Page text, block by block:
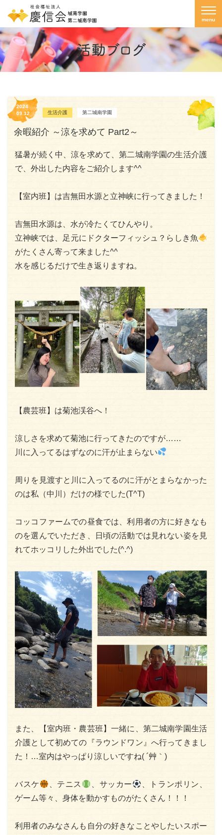
2024
09.12
生活介護 第二城南学園
余暇紹介 ～涼を求めて Part2～
猛暑が続く中、涼を求めて、第二城南学園の生活介護
で、外出した内容をご紹介します^^
【室内班】は吉無田水源と立神峡に行ってきました！
吉無田水源は、水が冷たくてひんやり。
立神峡では、足元にドクターフィッシュ？らしき魚
がたくさん寄って来ました^^
水を感じるだけで生き返りますね。
【農芸班】は菊池渓谷へ！
涼しさを求めて菊池に行ってきたのですが……
川に入ってるはずなのに汗が止まらない
周りを見渡すと川に入ってるのに汗がとまらなかった
のは私（中川）だけの様でした(T^T)
コッコファームでの昼食では、利用者の方に好きなも
のを選んでいただき、日頃の活動では見れない姿を見
れてホッコリした外出でした(^.^)
また、【室内班・農芸班】一緒に、第二城南学園生活
介護として初めての『ラウンドワン』へ行ってきまし
た！…室内はやっぱり涼しいですね( ´艸｀)
バスケ 、テニス 、サッカー
、トランポリン、
ゲーム等々、身体を動かすものがたくさん！！！
利用者のみなさんも自分の好きなことやしたいスポー
menu